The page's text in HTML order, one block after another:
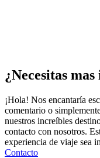
¿Necesitas
¡Hola! Nos encantaría
comentario o
nuestros increíbles
contacto con nosotros.
experiencia de viaje sea
Contacto